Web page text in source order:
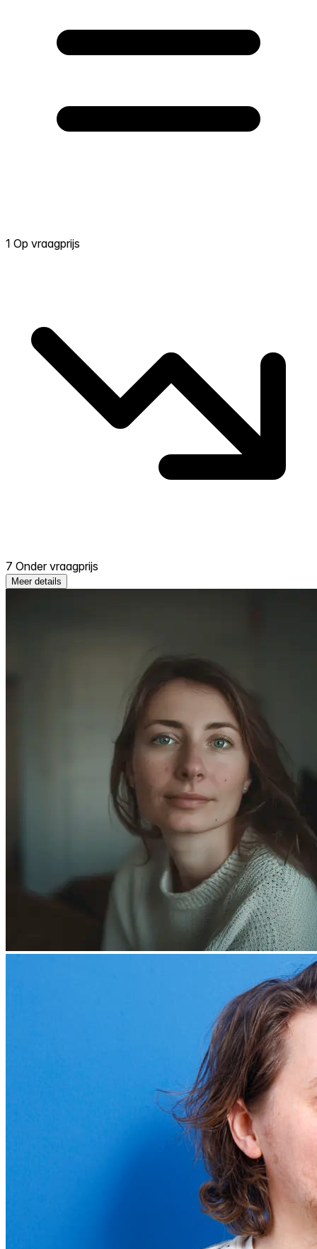
1 Op vraagprijs
7 Onder vraagprijs
Meer details